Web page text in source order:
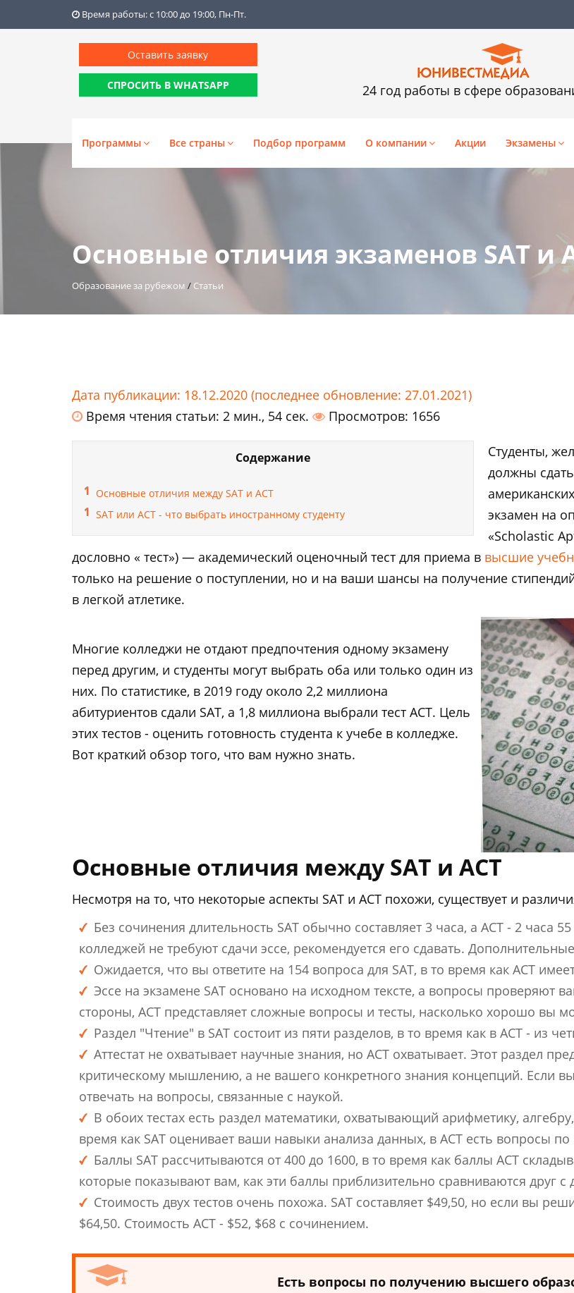
Время работы: с 10:00 до 19:00, Пн-Пт.
Оставить заявку
СПРОСИТЬ В WHATSAPP 24 год работы в сфере
Программы Все страны Подбор программ О компании Акции Экзамены
Основные отличия экзаменов SAT и
Образование за рубежом / Статьи
Дата публикации: 18.12.2020 (последнее обновление: 27.01.2021)
Время чтения статьи: 2 мин., 54 сек.
Просмотров: 1656
Содержание
Основные отличия между SAT и ACT
SAT или ACT - что выбрать иностранному студенту
Студенты,
должны
экзамен на
«Scholastic
дословно « тест») — академический оценочный тест для приема в высшие
только на решение о поступлении, но и на ваши шансы на получение
в легкой атлетике.
Многие колледжи не отдают предпочтения одному экзамену
перед другим, и студенты могут выбрать оба или только один из
них. По статистике, в 2019 году около 2,2 миллиона
абитуриентов сдали SAT, а 1,8 миллиона выбрали тест ACT. Цель
этих тестов - оценить готовность студента к учебе в колледже.
Вот краткий обзор того, что вам нужно знать.
Основные отличия между SAT и ACT
Несмотря на то, что некоторые аспекты SAT и ACT похожи, существует и
Без сочинения длительность SAT обычно составляет 3 часа, а ACT - 2 часа
колледжей не требуют сдачи эссе, рекомендуется его сдавать.
Ожидается, что вы ответите на 154 вопроса для SAT, в то время как ACT
Эссе на экзамене SAT основано на исходном тексте, а вопросы проверяют
стороны, ACT представляет сложные вопросы и тесты, насколько хорошо вы
Раздел "Чтение" в SAT состоит из пяти разделов, в то время как в ACT - из
Аттестат не охватывает научные знания, но ACT охватывает. Этот раздел
критическому мышлению, а не вашего конкретного знания концепций. Если вы
отвечать на вопросы, связанные с наукой.
В обоих тестах есть раздел математики, охватывающий арифметику,
время как SAT оценивает ваши навыки анализа данных, в ACT есть вопросы по
Баллы SAT рассчитываются от 400 до 1600, в то время как баллы ACT
которые показывают вам, как эти баллы приблизительно сравниваются друг с
Стоимость двух тестов очень похожа. SAT составляет $49,50, но если вы
$64,50. Стоимость ACT - $52, $68 с сочинением.
Есть вопросы по получению высшего